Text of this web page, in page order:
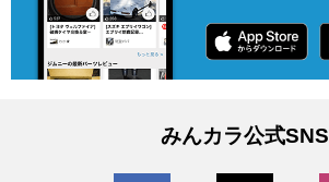
みんカラ公式SNS